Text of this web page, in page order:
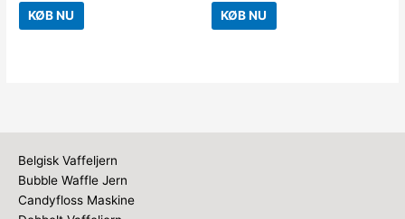
KØB NU KØB NU
Belgisk Vaffeljern
Bubble Waffle Jern
Candyfloss Maskine